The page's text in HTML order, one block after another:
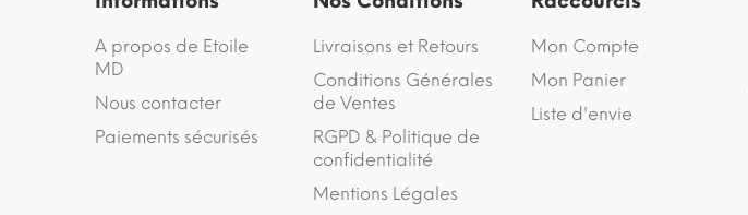
A propos de Etoile
MD
Nous contacter
Paiements sécurisés
Livraisons et Retours
Conditions Générales
de Ventes
RGPD & Politique de
confidentialité
Mentions Légales
Mon Compte
Mon Panier
Liste d'envie